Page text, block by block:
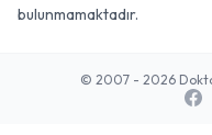
bulunmamaktadır.
© 2007 - 2026